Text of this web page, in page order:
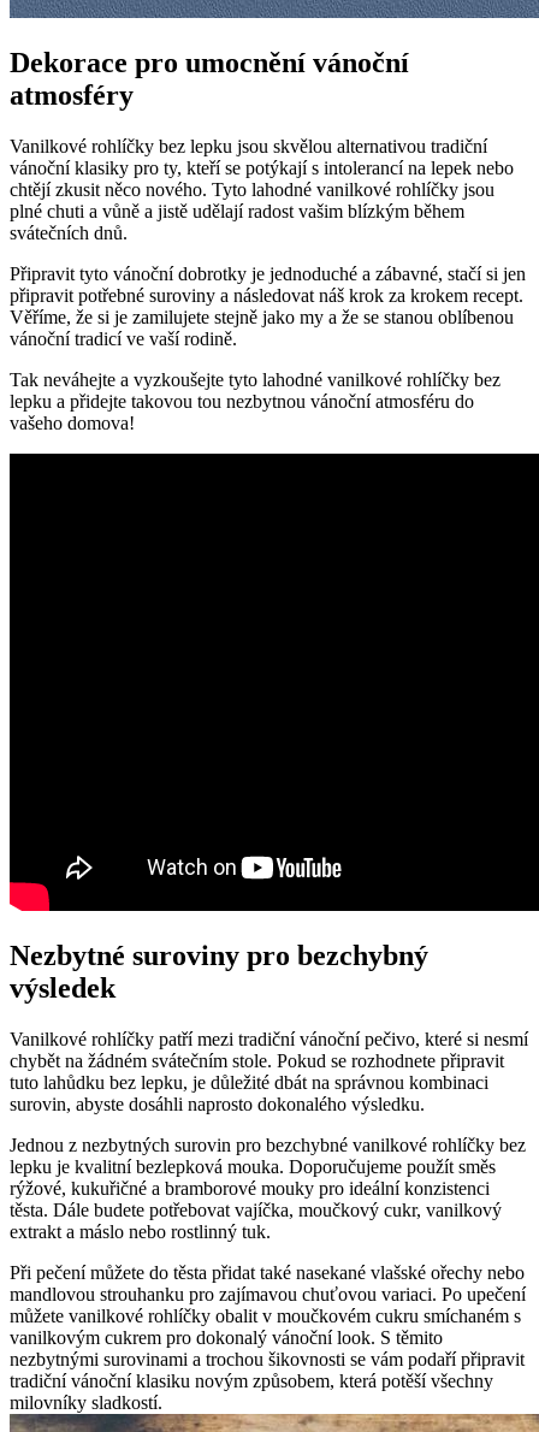
Dekorace pro umocnění vánoční
atmosféry
Vanilkové rohlíčky bez lepku jsou skvělou alternativou tradiční
vánoční klasiky pro ty, kteří se potýkají s intolerancí na lepek nebo
chtějí zkusit něco nového. Tyto lahodné vanilkové rohlíčky jsou
plné chuti a vůně a jistě udělají radost vašim blízkým během
svátečních dnů.
Připravit tyto vánoční dobrotky je jednoduché a zábavné, stačí si jen
připravit potřebné suroviny a následovat náš krok za krokem recept.
Věříme, že si je zamilujete stejně jako my a že se stanou oblíbenou
vánoční tradicí ve vaší rodině.
Tak neváhejte a vyzkoušejte tyto lahodné vanilkové rohlíčky bez
lepku a přidejte takovou tou nezbytnou vánoční atmosféru do
vašeho domova!
Nezbytné suroviny pro bezchybný
výsledek
Vanilkové rohlíčky patří mezi tradiční vánoční pečivo, které si nesmí
chybět na žádném svátečním stole. Pokud se rozhodnete připravit
tuto lahůdku bez lepku, je důležité dbát na správnou kombinaci
surovin, abyste dosáhli naprosto dokonalého výsledku.
Jednou z nezbytných surovin pro bezchybné vanilkové rohlíčky bez
lepku je kvalitní bezlepková mouka. Doporučujeme použít směs
rýžové, kukuřičné a bramborové mouky pro ideální konzistenci
těsta. Dále budete potřebovat vajíčka, moučkový cukr, vanilkový
extrakt a máslo nebo rostlinný tuk.
Při pečení můžete do těsta přidat také nasekané vlašské ořechy nebo
mandlovou strouhanku pro zajímavou chuťovou variaci. Po upečení
můžete vanilkové rohlíčky obalit v moučkovém cukru smíchaném s
vanilkovým cukrem pro dokonalý vánoční look. S těmito
nezbytnými surovinami a trochou šikovnosti se vám podaří připravit
tradiční vánoční klasiku novým způsobem, která potěší všechny
milovníky sladkostí.